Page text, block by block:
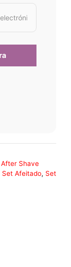
After Shave
Set Afeitado, Set